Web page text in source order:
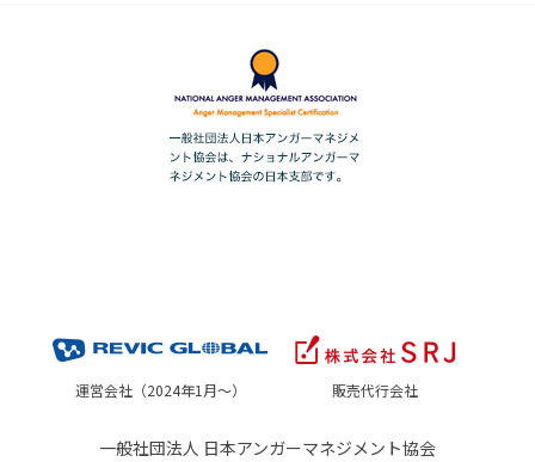
運営会社（2024年1月～） 販売代行会社
一般社団法人 日本アンガーマネジメント協会